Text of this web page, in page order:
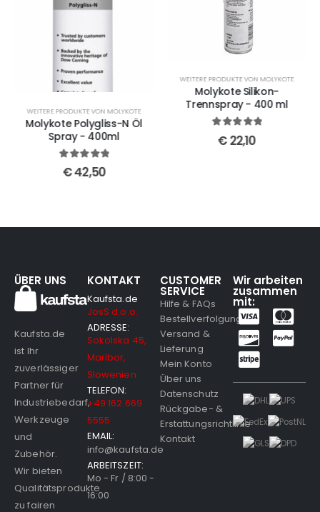
WEITERE PRODUKTE VON MOLYKOTE
Molykote Polygliss-N Öl
Spray - 400ml
out of 5
€42,50
WEITERE PRODUKTE VON MOLYKOTE
Molykote Silikon-
Trennspray - 400 ml
out of 5
€22,10
ÜBER UNS
Kaufsta.de
ist Ihr
zuverlässiger
Partner für
Industriebedarf,
Werkzeuge
und
Zubehör.
Wir bieten
Qualitätsprodukte
zu fairen
KONTAKT
Kaufsta.de
JosS d.o.o.
ADRESSE:
Sokolska 45,
Maribor,
Slowenien
TELEFON:
+49 162 669
5555
EMAIL:
info@kaufsta.de
ARBEITSZEIT:
Mo - Fr / 8:00 -
16:00
CUSTOMER
SERVICE
Hilfe & FAQs
Bestellverfolgung
Versand &
Lieferung
Mein Konto
Über uns
Datenschutz
Rückgabe- &
Erstattungsrichtlinie
Kontakt
Wir arbeiten
zusammen
mit: